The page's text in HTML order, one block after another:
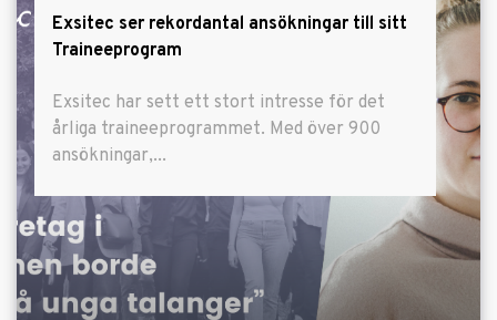
Exsitec ser rekordantal ansökningar till sitt
Traineeprogram
Exsitec har sett ett stort intresse för det
årliga traineeprogrammet. Med över 900
ansökningar,...